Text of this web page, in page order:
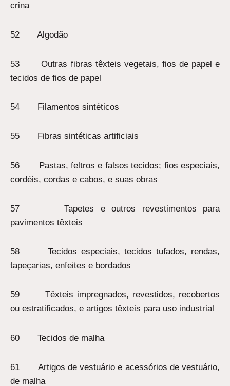
crina
52 Algodão
53 Outras fibras têxteis vegetais, fios de papel e
tecidos de fios de papel
54 Filamentos sintéticos
55 Fibras sintéticas artificiais
56 Pastas, feltros e falsos tecidos; fios especiais,
cordéis, cordas e cabos, e suas obras
57 Tapetes e outros revestimentos para
pavimentos têxteis
58 Tecidos especiais, tecidos tufados, rendas,
tapeçarias, enfeites e bordados
59 Têxteis impregnados, revestidos, recobertos
ou estratificados, e artigos têxteis para uso industrial
60 Tecidos de malha
61 Artigos de vestuário e acessórios de vestuário,
de malha